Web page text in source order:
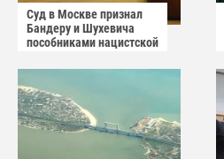
Суд в Москве признал
Бандеру и Шухевича
пособниками нацистской